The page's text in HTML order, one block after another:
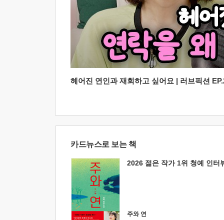
헤어진 연인과 재회하고 싶어요 | 러브픽션
카드뉴스로 보는 책
2026 젊은 작가 1위 청예 인터
주와 연